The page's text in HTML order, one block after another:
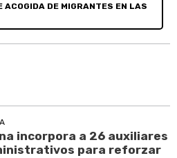
ACOGIDA DE MIGRANTES EN LAS
incorpora a 26 auxiliares
para reforzar